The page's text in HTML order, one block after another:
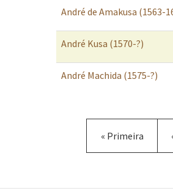
André de Amakusa (1563-
André Kusa (1570-?)
André Machida (1575-?)
Primeira
página
« Primeira